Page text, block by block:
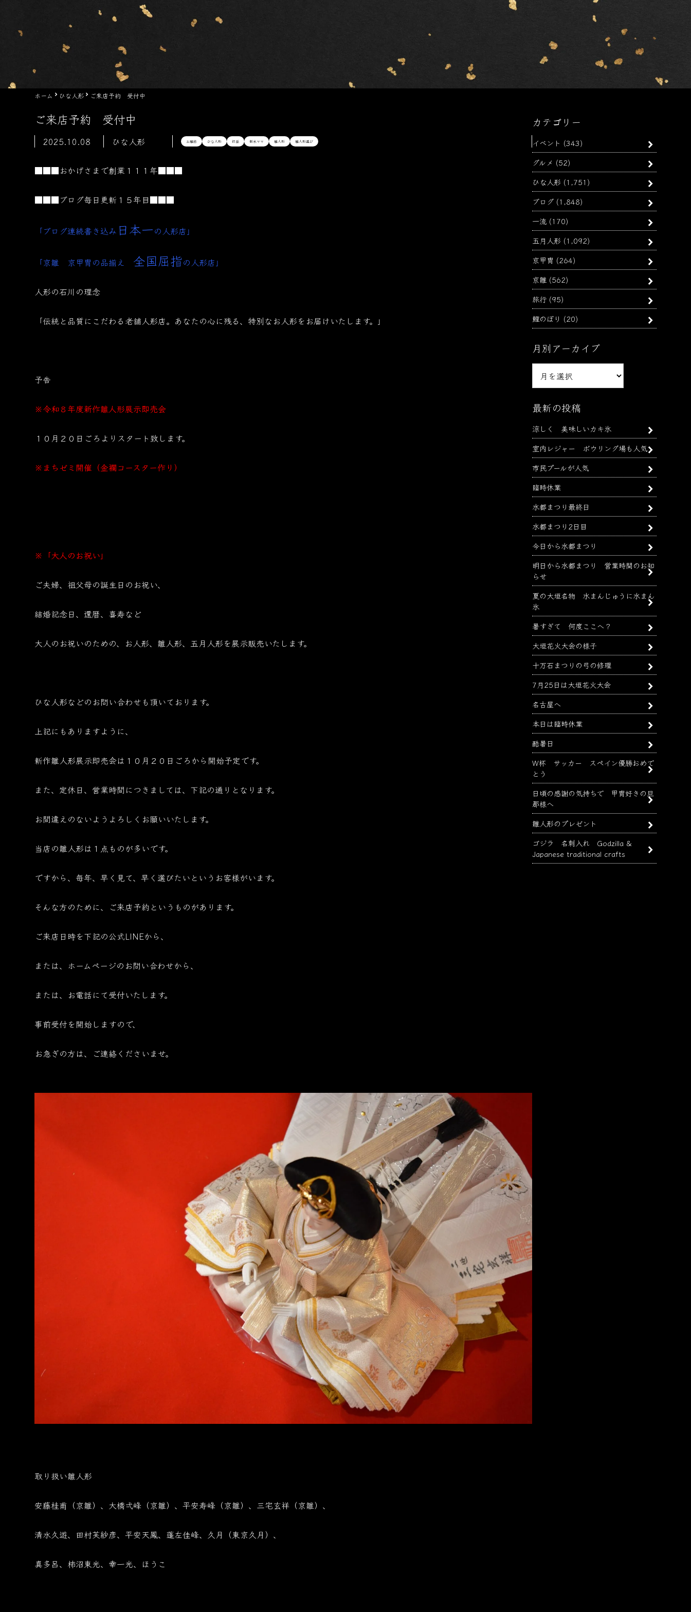
ホーム ひな人形 ご来店予約 受付中
ご来店予約 受付中
2025.10.08 ひな人形 お雛様 ひな人形 初孫 新米ママ 雛人形 雛人形選び
■■■おかげさまで創業１１１年■■■
■■■ブログ毎日更新１５年目■■■
「ブログ連続書き込み 日本一の人形店」
「京雛 京甲冑の品揃え 全国屈指の人形店」
人形の石川の理念
「伝統と品質にこだわる老舗人形店。あなたの心に残る、特別なお人形をお届けいたします。」
予告
※令和８年度新作雛人形展示即売会
１０月２０日ごろよりスタート致します。
※まちゼミ開催（金襴コースター作り）
※「大人のお祝い」
ご夫婦、祖父母の誕生日のお祝い、
結婚記念日、還暦、喜寿など
大人のお祝いのための、お人形、雛人形、五月人形を展示販売いたします。
ひな人形などのお問い合わせも頂いております。
上記にもありますように、
新作雛人形展示即売会は１０月２０日ごろから開始予定です。
また、定休日、営業時間につきましては、下記の通りとなります。
お間違えのないようよろしくお願いいたします。
当店の雛人形は１点ものが多いです。
ですから、毎年、早く見て、早く選びたいというお客様がいます。
そんな方のために、ご来店予約というものがあります。
ご来店日時を下記の公式LINEから、
または、ホームページのお問い合わせから、
または、お電話にて受付いたします。
事前受付を開始しますので、
お急ぎの方は、ご連絡くださいませ。
取り扱い雛人形
安藤桂甫（京雛）、大橋弌峰（京雛）、平安寿峰（京雛）、三宅玄祥（京雛）、
清水久遊、田村芙紗彦、平安天鳳、蓬左佳峰、久月（東京久月）、
真多呂、柿沼東光、幸一光、ほうこ
カテゴリー
イベント (343)
グルメ (52)
ひな人形 (1,751)
ブログ(1,848)
一流(170)
五月人形 (1,092)
京甲冑 (264)
京雛(562)
旅行(95)
鯉のぼり (20)
月別アーカイブ
ー
イ
ブ
最新の投稿
涼しく 美味しいカキ氷
室内レジャー ボウリング場も人気
市民プールが人気
臨時休業
水都まつり最終日
水都まつり2日目
今日から水都まつり
明日から水都まつり 営業時間のお知
らせ
夏の大垣名物 水まんじゅうに水まん
氷
暑すぎて 何度ここへ？
大垣花火大会の様子
十万石まつりの弓の修理
7月25日は大垣花火大会
名古屋へ
本日は臨時休業
酷暑日
W杯 サッカー スペイン優勝おめで
とう
日頃の感謝の気持ちで 甲冑好きの旦
那様へ
雛人形のプレゼント
ゴジラ 名刺入れ Godzilla &
Japanese traditional crafts